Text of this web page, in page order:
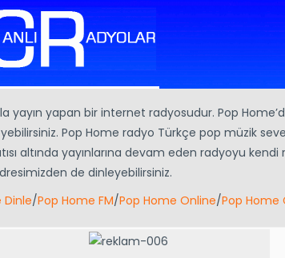
yayın yapan bir internet radyosudur. Pop
Pop Home radyo Türkçe pop müzik
altında yayınlarına devam eden radyoyu
de dinleyebilirsiniz.
Dinle/Pop Home FM/Pop Home Online/Pop Home